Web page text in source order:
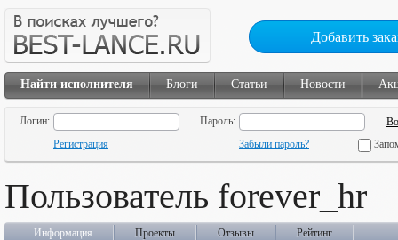
Добавить
Найти исполнителя Блоги Статьи Новости
Логин:
Пароль:
Регистрация
Забыли пароль?
Пользователь forever_hr
Информация Проекты Отзывы Рейтинг